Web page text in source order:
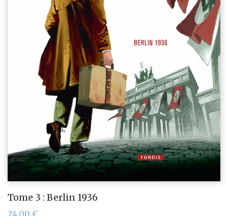
Tome 3 : Berlin 1936
24,00 €